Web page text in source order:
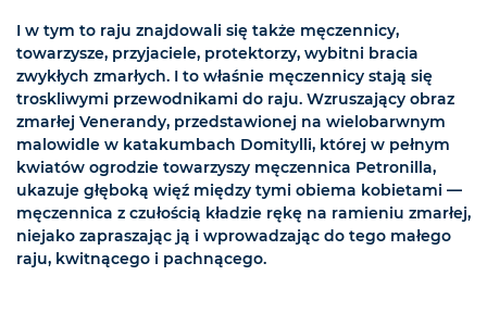
I w tym to raju znajdowali się także męczennicy,
towarzysze, przyjaciele, protektorzy, wybitni bracia
zwykłych zmarłych. I to właśnie męczennicy stają się
troskliwymi przewodnikami do raju. Wzruszający obraz
zmarłej Venerandy, przedstawionej na wielobarwnym
malowidle w katakumbach Domitylli, której w pełnym
kwiatów ogrodzie towarzyszy męczennica Petronilla,
ukazuje głęboką więź między tymi obiema kobietami —
męczennica z czułością kładzie rękę na ramieniu zmarłej,
niejako zapraszając ją i wprowadzając do tego małego
raju, kwitnącego i pachnącego.